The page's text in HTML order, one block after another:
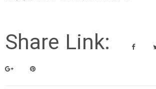
Share Link: